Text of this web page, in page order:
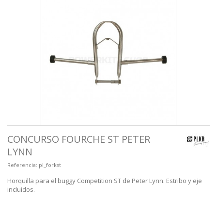
CONCURSO FOURCHE ST PETER
LYNN
Referencia: pl_forkst
Horquilla para el buggy Competition ST de Peter Lynn. Estribo y eje
incluidos.